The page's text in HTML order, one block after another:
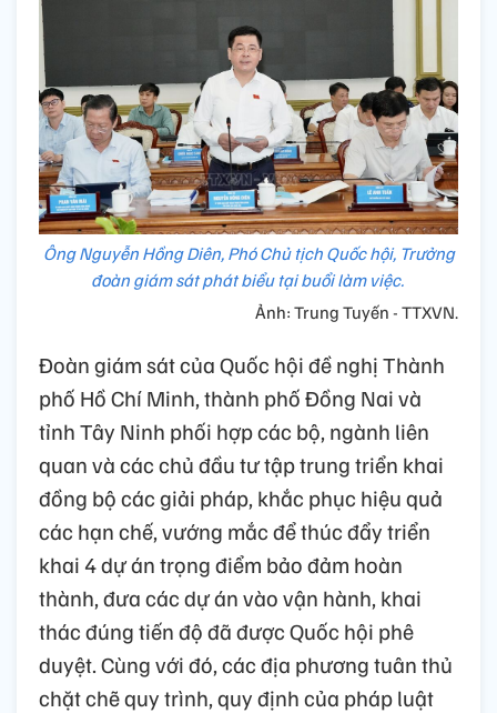
Ông Nguyễn Hồng Diên, Phó Chủ tịch Quốc hội, Trưởng
đoàn giám sát phát biểu tại buổi làm việc.
Ảnh: Trung Tuyến - TTXVN.
Đoàn giám sát của Quốc hội đề nghị Thành
phố Hồ Chí Minh, thành phố Đồng Nai và
tỉnh Tây Ninh phối hợp các bộ, ngành liên
quan và các chủ đầu tư tập trung triển khai
đồng bộ các giải pháp, khắc phục hiệu quả
các hạn chế, vướng mắc để thúc đẩy triển
khai 4 dự án trọng điểm bảo đảm hoàn
thành, đưa các dự án vào vận hành, khai
thác đúng tiến độ đã được Quốc hội phê
duyệt. Cùng với đó, các địa phương tuân thủ
chặt chẽ quy trình, quy định của pháp luật